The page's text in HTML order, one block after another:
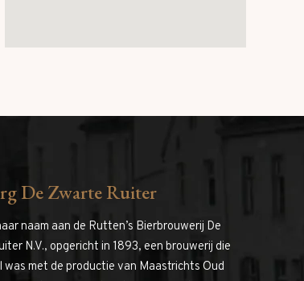
De Zwarte Ruiter
naam aan de Rutten’s Bierbrouwerij De
N.V., opgericht in 1893, een brouwerij die
was met de productie van Maastrichts Oud